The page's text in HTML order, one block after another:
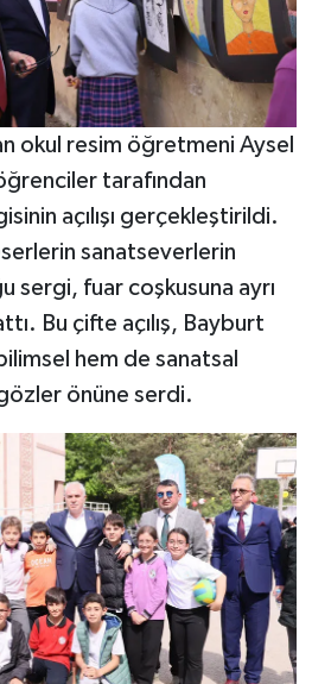
okul resim öğretmeni Aysel
tarafından
açılışı gerçekleştirildi.
sanatseverlerin
sergi, fuar coşkusuna ayrı
Bu çifte açılış, Bayburt
hem de sanatsal
gözler önüne serdi.